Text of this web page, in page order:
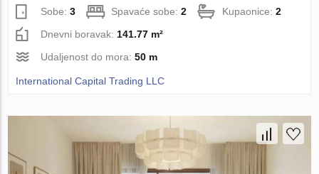
Sobe:3 Spavaće sobe:2 Kupaonice:2
Dnevni boravak: 141.77 m²
Udaljenost do mora:50 m
International Capital Trading LLC